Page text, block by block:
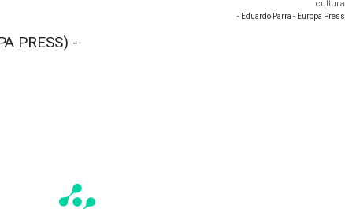
cultura
- Eduardo Parra - Europa Press
PRESS) -